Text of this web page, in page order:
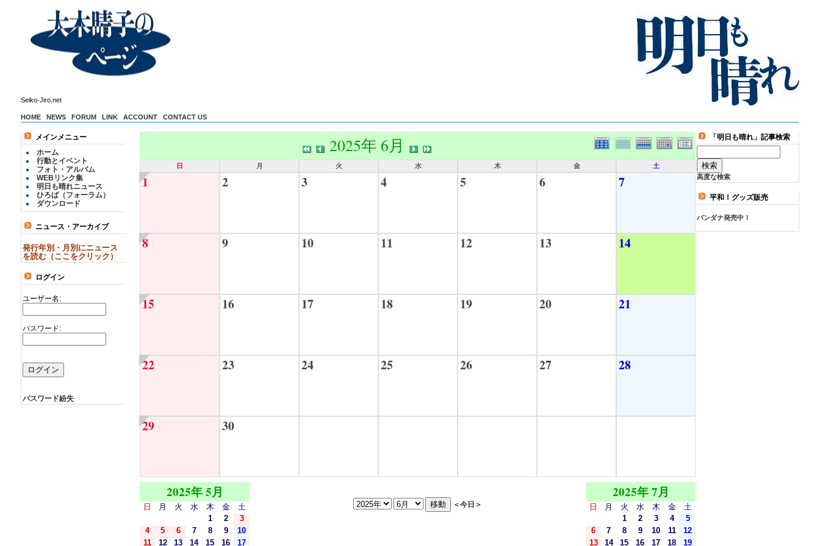
Seiko-Jiro.net
HOME NEWS FORUM LINK ACCOUNT CONTACT US
メインメニュー
ホーム
行動とイベント
フォト・アルバム
WEBリンク集
明日も晴れニュース
ひろば（フォーラム）
ダウンロード
ニュース・アーカイブ
発行年別・月別にニュース
を読む（ここをクリック）
ログイン
ユーザー名:
パスワード:
パスワード紛失
2025年 6月
日 月 火 水 木 金 土
1 2 3 4 5 6 7
8 9 10 11 12 13 14
15 16 17 18 19 20 21
22 23 24 25 26 27 28
29 30
＜今日＞
2025年 5月
日 月 火 水 木 金
土
1
2
3
4
5 6 7 8 9
10
11
12 13 14 15 16 17
2025年 7月
日 月 火 水 木 金
土
1
2 3 4
5
6
7 8 9 10 11
12
13
14 15 16 17 18 19
「明日も晴れ」記事検索
高度な検索
平和！グッズ販売
バンダナ発売中！